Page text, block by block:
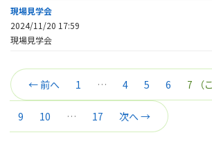
現場見学会
2024/11/20 17:59
現場見学会
← 前へ 1 … 4 5 6 7 （
9 10 … 17 次へ →